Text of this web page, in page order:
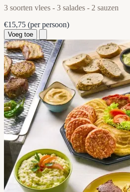
3 soorten vlees - 3 salades - 2 sauzen
€15,75 (per persoon)
Voeg toe